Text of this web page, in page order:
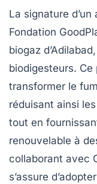
La signature
Fondation
biogaz
biodigesteurs.
transformer le
réduisant ainsi les
tout en
renouvelable à
collaborant avec
s’assure